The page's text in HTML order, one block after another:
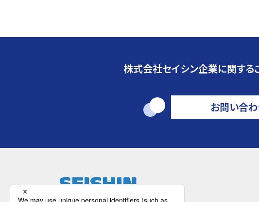
株式会社セイシン企業に関する
お問い合